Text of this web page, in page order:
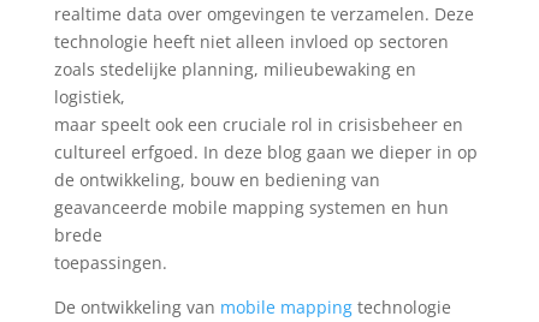
realtime data over omgevingen te verzamelen. Deze
technologie heeft niet alleen invloed op sectoren
zoals stedelijke planning, milieubewaking en
logistiek,
maar speelt ook een cruciale rol in crisisbeheer en
cultureel erfgoed. In deze blog gaan we dieper in op
de ontwikkeling, bouw en bediening van
geavanceerde mobile mapping systemen en hun
brede
toepassingen.
De ontwikkeling van mobile mappingtechnologie